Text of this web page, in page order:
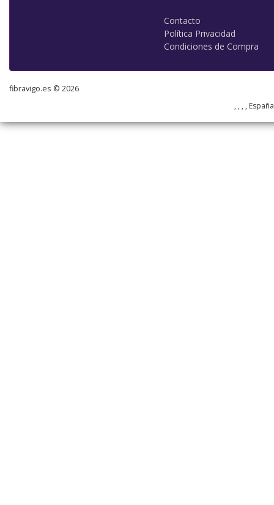
Contacto
Política Privacidad
Condiciones de Compra
fibravigo.es © 2026
, , , ,